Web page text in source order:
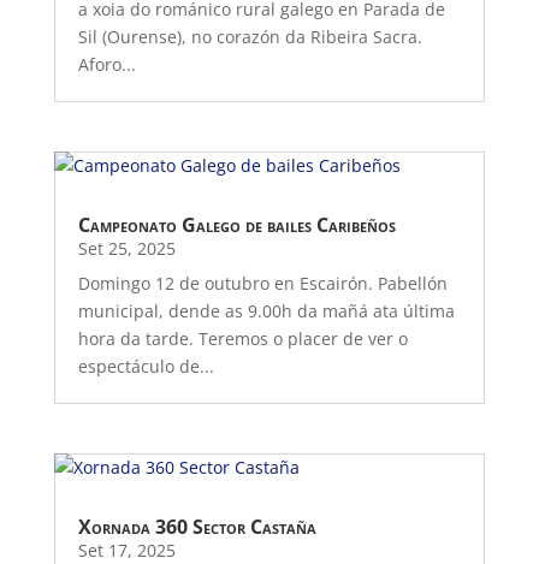
a xoia do románico rural galego en Parada de
Sil (Ourense), no corazón da Ribeira Sacra.
Aforo...
Campeonato Galego de bailes Caribeños
Set 25, 2025
Domingo 12 de outubro en Escairón. Pabellón
municipal, dende as 9.00h da mañá ata última
hora da tarde. Teremos o placer de ver o
espectáculo de...
Xornada 360 Sector Castaña
Set 17, 2025